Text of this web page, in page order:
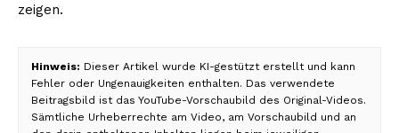
zeigen.
Hinweis: Dieser Artikel wurde KI-gestützt erstellt und kann
Fehler oder Ungenauigkeiten enthalten. Das verwendete
Beitragsbild ist das YouTube-Vorschaubild des Original-Videos.
Sämtliche Urheberrechte am Video, am Vorschaubild und an